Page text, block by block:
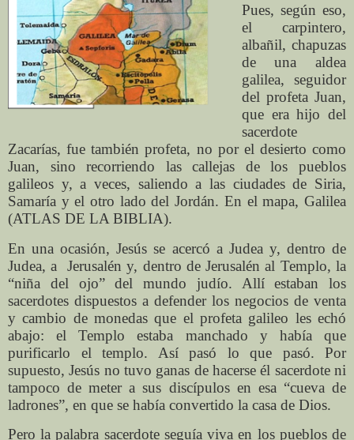
Pues, según eso,
el carpintero,
albañil, chapuzas
de una aldea
galilea, seguidor
del profeta Juan,
que era hijo del
sacerdote
Zacarías, fue también profeta, no por el desierto como
Juan, sino recorriendo las callejas de los pueblos
galileos y, a veces, saliendo a las ciudades de Siria,
Samaría y el otro lado del Jordán. En el mapa, Galilea
(ATLAS DE LA BIBLIA).
En una ocasión, Jesús se acercó a Judea y, dentro de
Judea, a Jerusalén y, dentro de Jerusalén al Templo, la
“niña del ojo” del mundo judío. Allí estaban los
sacerdotes dispuestos a defender los negocios de venta
y cambio de monedas que el profeta galileo les echó
abajo: el Templo estaba manchado y había que
purificarlo el templo. Así pasó lo que pasó. Por
supuesto, Jesús no tuvo ganas de hacerse él sacerdote ni
tampoco de meter a sus discípulos en esa “cueva de
ladrones”, en que se había convertido la casa de Dios.
Pero la palabra sacerdote seguía viva en los pueblos de